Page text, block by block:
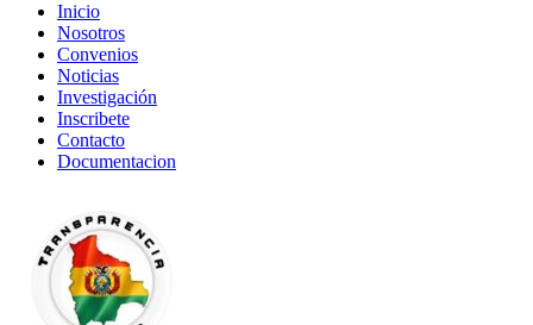
Inicio
Nosotros
Convenios
Noticias
Investigación
Inscribete
Contacto
Documentacion